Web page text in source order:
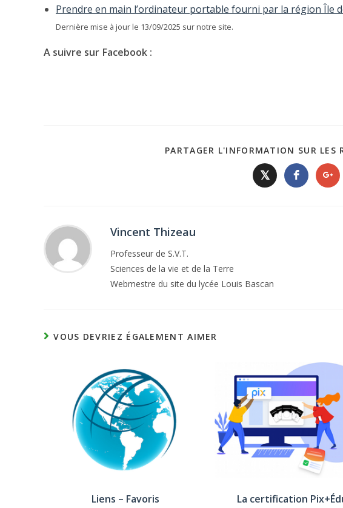
Prendre en main l’ordinateur portable fourni par la région Île
Dernière mise à jour le 13/09/2025 sur notre site.
A suivre sur Facebook :
PARTAGER L'INFORMATION SUR LES
𝕏
Vincent Thizeau
Professeur de S.V.T.
Sciences de la vie et de la Terre
Webmestre du site du lycée Louis Bascan
VOUS DEVRIEZ ÉGALEMENT AIMER
Liens – Favoris
La certification